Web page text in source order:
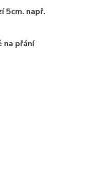
5cm. např.
na přání